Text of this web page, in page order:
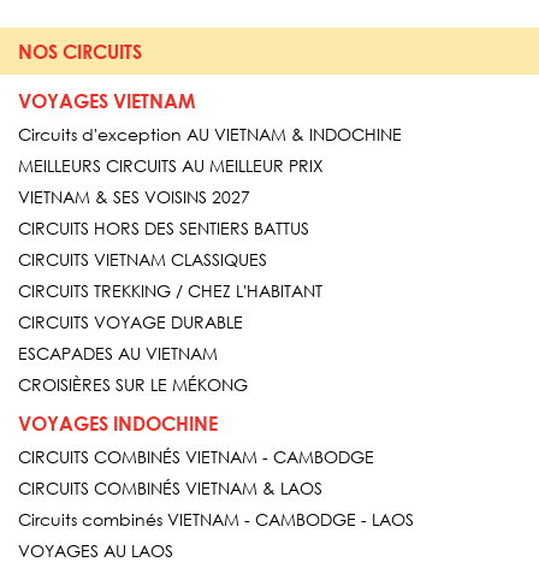
NOS CIRCUITS
VOYAGES VIETNAM
Circuits d'exception AU VIETNAM & INDOCHINE
MEILLEURS CIRCUITS AU MEILLEUR PRIX
VIETNAM & SES VOISINS 2027
CIRCUITS HORS DES SENTIERS BATTUS
CIRCUITS VIETNAM CLASSIQUES
CIRCUITS TREKKING / CHEZ L'HABITANT
CIRCUITS VOYAGE DURABLE
ESCAPADES AU VIETNAM
CROISIÈRES SUR LE MÉKONG
VOYAGES INDOCHINE
CIRCUITS COMBINÉS VIETNAM - CAMBODGE
CIRCUITS COMBINÉS VIETNAM & LAOS
Circuits combinés VIETNAM - CAMBODGE - LAOS
VOYAGES AU LAOS